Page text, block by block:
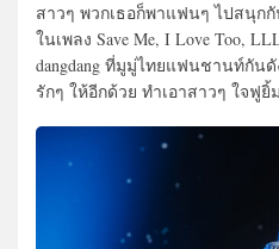
สาวๆ พวกเธอก็พาแฟนๆ ไปสนุก
ในเพลง Save Me, I Love Too,
dangdang ที่มูมู่ไทยแฟนชานท์กัน
รักๆ ให้อีกด้วย ทำเอาสาวๆ ใจฟู